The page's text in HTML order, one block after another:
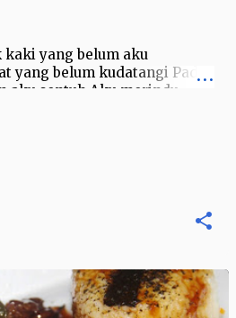
kaki yang belum aku
yang belum kudatangi Pada
aku sentuh Aku merindu,